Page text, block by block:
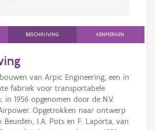
BESCHRIJVING KENMERKEN
van Arpic Engineering, een in
fabriek voor transportabele
in 1956 opgenomen door de N.V.
Opgetrokken naar ontwerp
Beurden, J.A. Pots en F. Laporta, van